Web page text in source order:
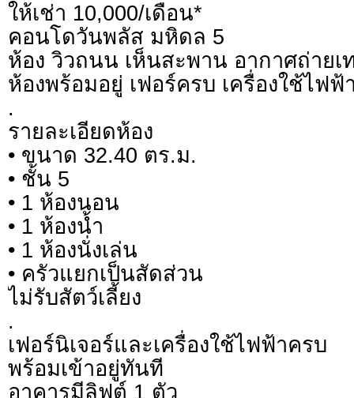
ให้เช่า 10,000/เดือน*
คอนโดวันพลัส มหิดล 5
ห้อง วิวถนน เห็นสะพาน อากาศถ่ายเ
ห้องพร้อมอยู่ เฟอร์ครบ เครื่องใช้ไฟฟ้
.
รายละเอียดห้อง
• ขนาด 32.40 ตร.ม.
• ชั้น 5
• 1 ห้องนอน
• 1 ห้องน้ำ
• 1 ห้องนั่งเล่น
• ครัวแยกเป็นสัดส่วน
ไม่รับสัตว์เลี้ยง
.
เฟอร์นิเจอร์และเครื่องใช้ไฟฟ้าครบ
พร้อมเข้าอยู่ทันที
อาคารมีลิฟต์ 1 ตัว